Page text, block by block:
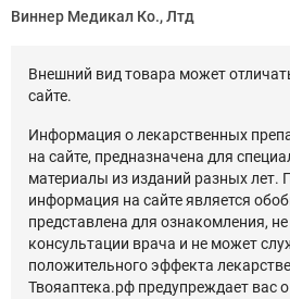
Виннер Медикал Ко., Лтд
Внешний вид товара может
сайте.
Информация о лекарственных
на сайте, предназначена для
материалы из изданий разных лет.
информация на сайте является
представлена для ознакомления,
консультации врача и не может
положительного эффекта
Твояаптека.рф предупреждает вас